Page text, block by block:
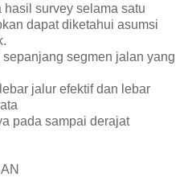
survey selama satu
dapat diketahui asumsi
segmen jalan yang
jalur efektif dan lebar
pada sampai derajat